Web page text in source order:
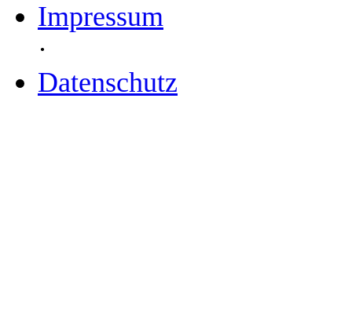
Impressum
·
Datenschutz